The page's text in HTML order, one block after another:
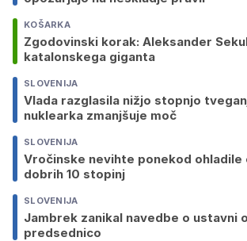
KOŠARKA
Zgodovinski korak: Aleksander
katalonskega giganta
SLOVENIJA
Vlada razglasila nižjo stopnjo
nuklearka zmanjšuje moč
SLOVENIJA
Vročinske nevihte ponekod ohladile
dobrih 10 stopinj
SLOVENIJA
Jambrek zanikal navedbe o ustavni
predsednico